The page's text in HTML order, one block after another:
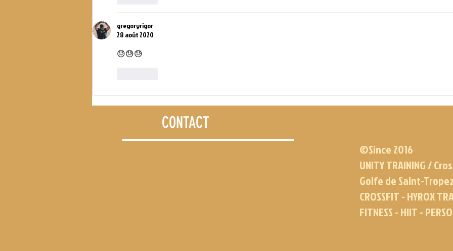
gregoryrigor
28 août 2020
😓😓😓
CONTACT
©Since 2016
UNITY TRAINING /
Golfe de Saint-Tropez
CROSSFIT - HYROX
FITNESS - HIIT -